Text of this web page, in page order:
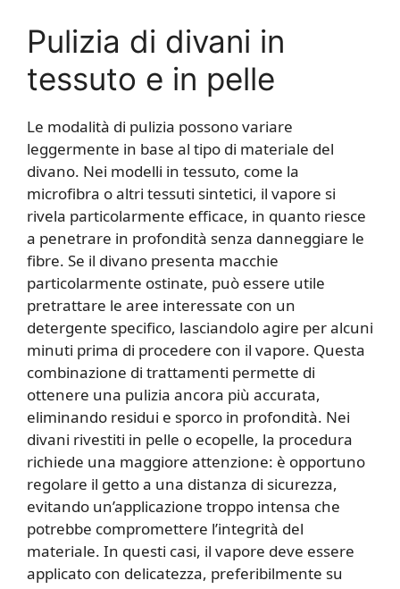
Pulizia di divani in
tessuto e in pelle
Le modalità di pulizia possono variare
leggermente in base al tipo di materiale del
divano. Nei modelli in tessuto, come la
microfibra o altri tessuti sintetici, il vapore si
rivela particolarmente efficace, in quanto riesce
a penetrare in profondità senza danneggiare le
fibre. Se il divano presenta macchie
particolarmente ostinate, può essere utile
pretrattare le aree interessate con un
detergente specifico, lasciandolo agire per alcuni
minuti prima di procedere con il vapore. Questa
combinazione di trattamenti permette di
ottenere una pulizia ancora più accurata,
eliminando residui e sporco in profondità. Nei
divani rivestiti in pelle o ecopelle, la procedura
richiede una maggiore attenzione: è opportuno
regolare il getto a una distanza di sicurezza,
evitando un’applicazione troppo intensa che
potrebbe compromettere l’integrità del
materiale. In questi casi, il vapore deve essere
applicato con delicatezza, preferibilmente su